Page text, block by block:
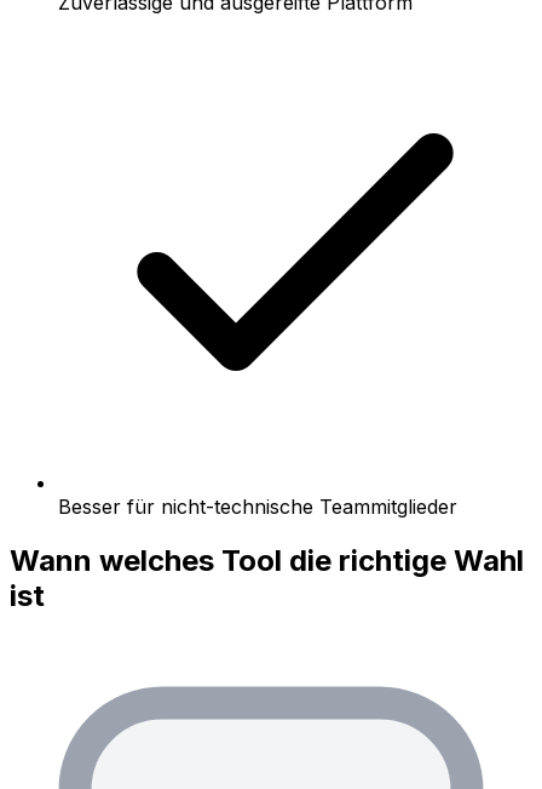
Besser für nicht-technische Teammitglieder
Wann welches Tool die richtige Wahl
ist